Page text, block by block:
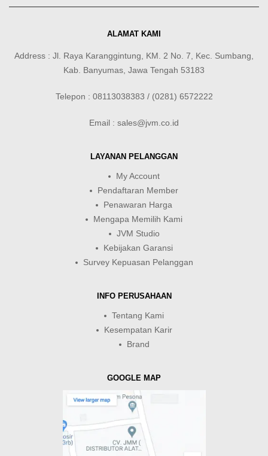
ALAMAT KAMI
Address : Jl. Raya Karanggintung, KM. 2 No. 7, Kec. Sumbang,
Kab. Banyumas, Jawa Tengah 53183
Telepon : 08113038383 / (0281) 6572222
Email : sales@jvm.co.id
LAYANAN PELANGGAN
My Account
Pendaftaran Member
Penawaran Harga
Mengapa Memilih Kami
JVM Studio
Kebijakan Garansi
Survey Kepuasan Pelanggan
INFO PERUSAHAAN
Tentang Kami
Kesempatan Karir
Brand
GOOGLE MAP